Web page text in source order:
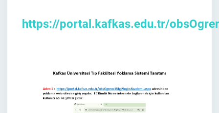
https://portal.kafkas.edu.tr/